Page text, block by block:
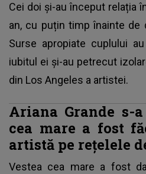
Cei doi și-au început relația
an, cu puțin timp înainte de
Surse apropiate cuplului
iubitul ei și-au petrecut
din Los Angeles a artistei.
Ariana Grande s-
cea mare a fost
artistă pe rețelele
Vestea cea mare a fost